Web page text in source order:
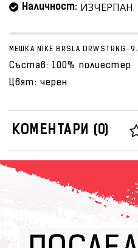
Наличност: ИЗЧЕРПАН
МЕШКА NIKE BRSLA DRWSTRNG-
Състав: 100% полиестер
Цвят: черен
КОМЕНТАРИ (0)